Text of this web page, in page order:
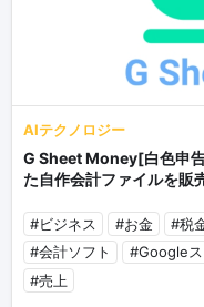
AIテクノロジー
G Sheet Money[白色申
た自作会計ファイルを販
#ビジネス #お金 #税
#会計ソフト
#Googleス
#売上